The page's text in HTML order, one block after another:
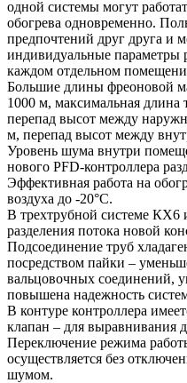
одной системы могут
обогрева одновременно.
предпочтений друг друга и
индивидуальные параметры
каждом отдельном
Большие длины фреоновой
1000 м, максимальная длина
перепад высот между
м, перепад высот между
Уровень шума внутри
нового PFD-контроллера
Эффективная работа на
воздуха до -20°С.
В трехтрубной системе КХ6
разделения потока новой
Подсоединение труб
посредством пайки –
вальцовочных соединений,
повышена надежность
В контуре контроллера
клапан – для выравнивания
Переключение режима
осуществляется без
шумом.